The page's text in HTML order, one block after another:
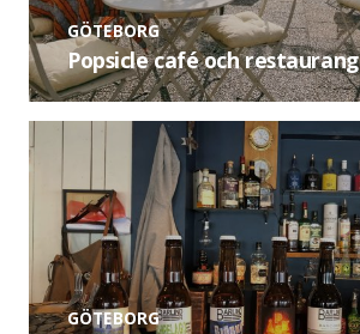
GÖTEBORG
Popsicle café och restaurang
GÖTEBORG